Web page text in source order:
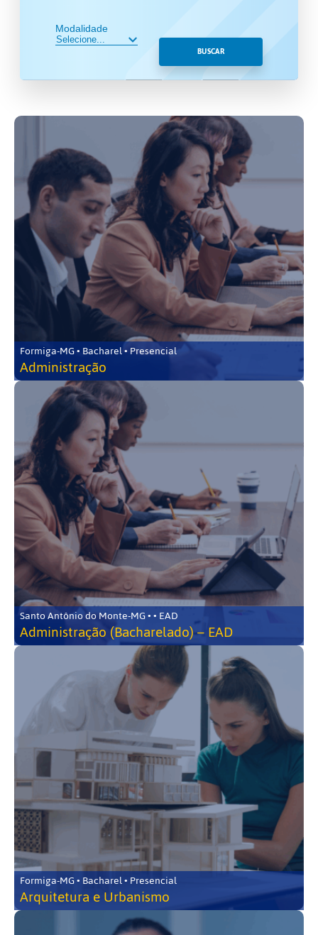
Modalidade
BUSCAR
Formiga-MG • Bacharel • Presencial
Administração
Santo Antônio do Monte-MG • • EAD
Administração (Bacharelado) – EAD
Formiga-MG • Bacharel • Presencial
Arquitetura e Urbanismo